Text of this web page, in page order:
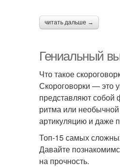
читать дальше →
Гениальный
Что такое
Скороговорки — это
представляют собой
ритма или
артикуляцию и даже
Топ-15 самых
Давайте
на прочность.